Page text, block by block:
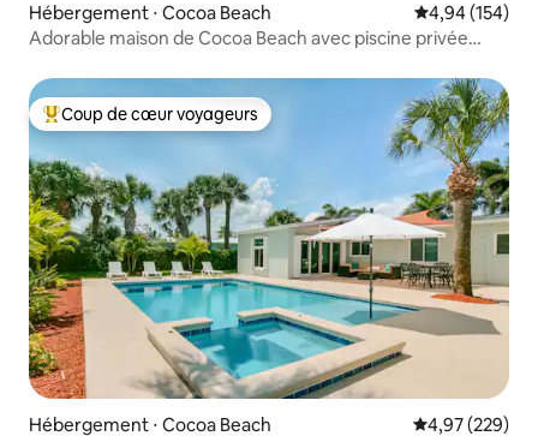
Hébergement ⋅ Cocoa Beach Évaluation
4,94 (154)
Adorable maison de Cocoa Beach avec piscine privée
Coups de cœur voyageurs les plus appréciés
Coup de cœur voyageurs
Hébergement ⋅ Cocoa Beach Évaluation
4,97 (229)